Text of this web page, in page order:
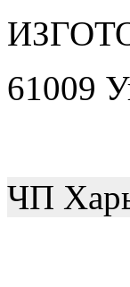
61009
ЧП